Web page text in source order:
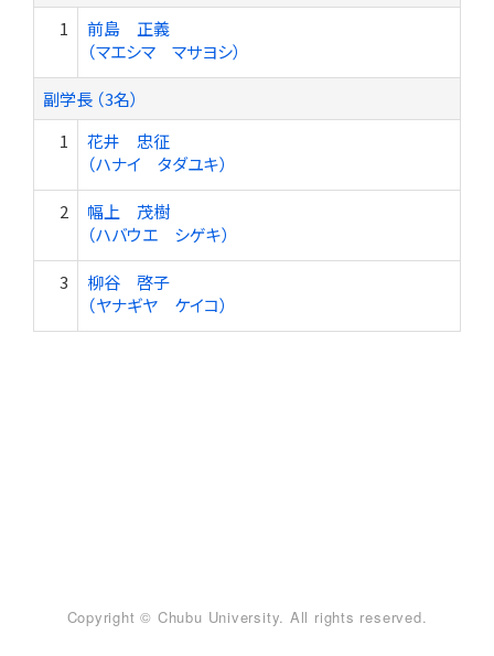
1
前島 正義
（マエシマ マサヨシ）
副学長 （3名）
1
花井 忠征
（ハナイ タダユキ）
2
幅上 茂樹
（ハバウエ シゲキ）
3
柳谷 啓子
（ヤナギヤ ケイコ）
Copyright © Chubu University. All rights reserved.